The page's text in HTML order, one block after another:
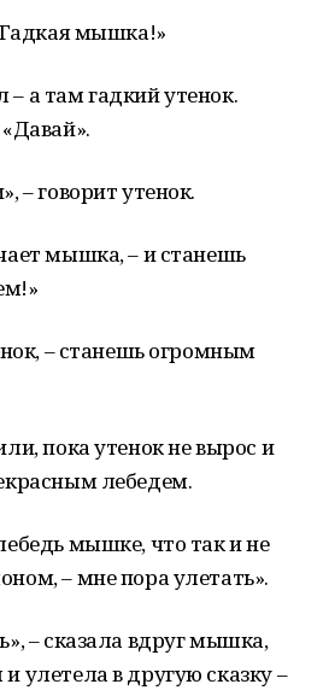
мышка!»
а там гадкий утенок.
– говорит утенок.
мышка, – и станешь
– станешь огромным
пока утенок не вырос и
лебедем.
мышке, что так и не
– мне пора улетать».
– сказала вдруг мышка,
улетела в другую сказку –